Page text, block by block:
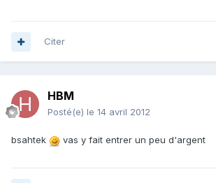
Citer
HBM
Posté(e) le 14 avril 2012
bsahtek vas y fait entrer un peu d'argent